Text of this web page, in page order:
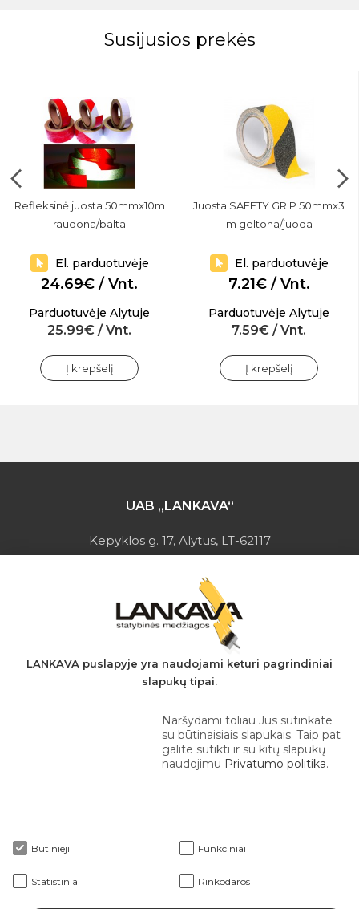
Susijusios prekės
Refleksinė juosta 50mmx10m
raudona/balta
El. parduotuvėje
24.69€ / Vnt.
Parduotuvėje Alytuje
25.99€ / Vnt.
Į krepšelį
Juosta SAFETY GRIP 50mmx3
m geltona/juoda
El. parduotuvėje
7.21€ / Vnt.
Parduotuvėje Alytuje
7.59€ / Vnt.
Į krepšelį
UAB „LANKAVA“
Kepyklos g. 17, Alytus, LT-62117
Įmonės kodas: 149728275
PVM mokėtojo kodas: LT497282716
A.s.: LT037044060001923651
AB SEB bankas
+370 610 42 222
Apie mus
Klientams
LANKAVA puslapyje yra naudojami keturi pagrindiniai
slapukų tipai.
Naršydami toliau Jūs sutinkate
su būtinaisiais slapukais. Taip pat
galite sutikti ir su kitų slapukų
naudojimu Privatumo politika.
Būtinieji Funkciniai
Statistiniai Rinkodaros